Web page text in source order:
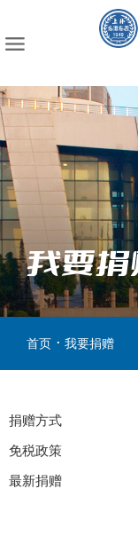
我要捐
首页 . 我要捐赠
捐赠方式
免税政策
最新捐赠